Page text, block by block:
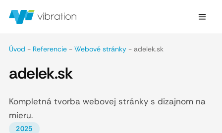
Úvod - Referencie- Webové stránky- adelek.sk
adelek.sk
Kompletná tvorba webovej stránky s dizajnom na
mieru.
2025